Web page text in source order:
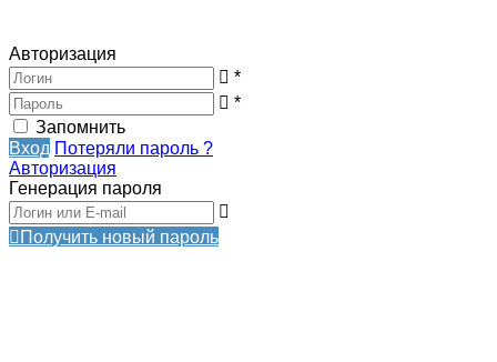
Авторизация
*
*
Запомнить
Вход Потеряли пароль ?
Авторизация
Генерация пароля
Получить новый пароль